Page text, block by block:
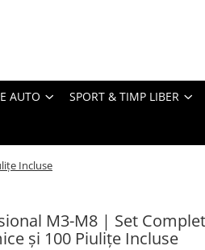
AUTO SPORT & TIMP LIBER
Incluse
M3-M8 | Set
și 100 Piulițe Incluse